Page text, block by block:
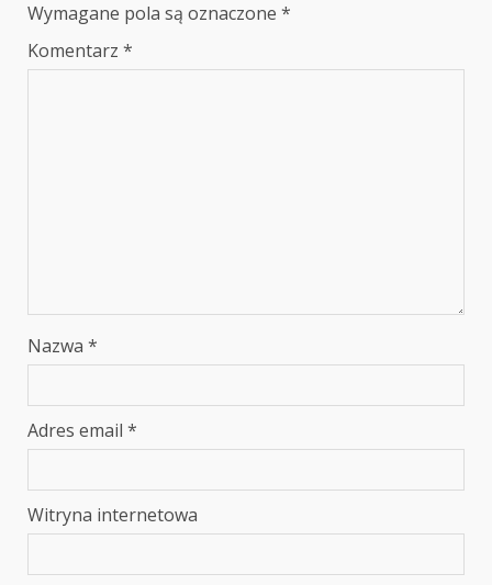
Wymagane pola są oznaczone *
Komentarz *
Nazwa *
Adres email *
Witryna internetowa